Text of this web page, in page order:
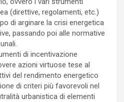
(direttive, regolamenti, etc.)
di arginare la crisi energetica
passando poi alle normative
di incentivazione
azioni virtuose tese al
del rendimento energetico
di criteri più favorevoli nel
urbanistica di elementi